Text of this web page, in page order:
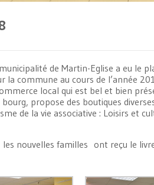
de Martin-Eglise a eu le
la commune au cours de l’année
local qui est bel et bien
bourg, propose des boutiques
de la vie associative : Loisirs et
nouvelles familles ont reçu le